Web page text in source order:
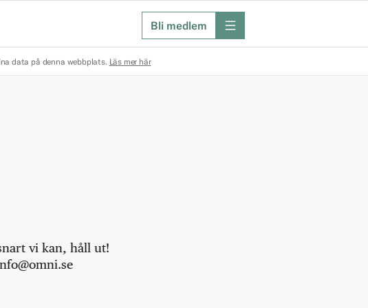
Bli medlem meny
data på denna webbplats. Läs mer här
vi kan, håll ut!